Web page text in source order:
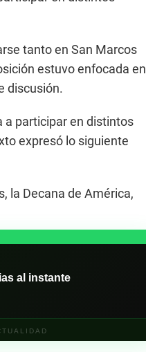
tanto en San Marcos
estuvo enfocada en
discusión.
a participar en distintos
expresó lo siguiente
la Decana de América,
al instante